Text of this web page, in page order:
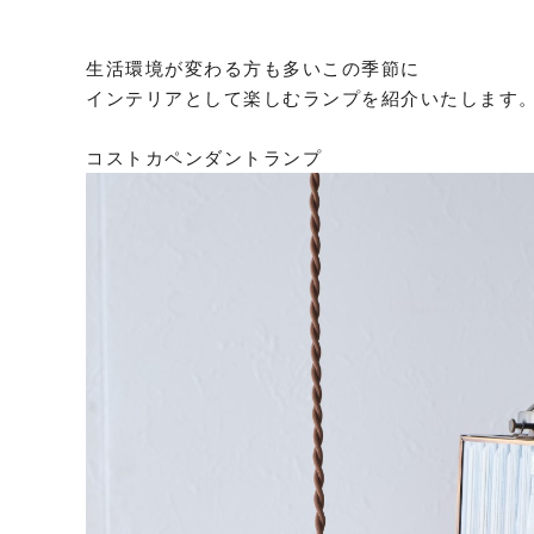
生活環境が変わる方も多いこの季節に
インテリアとして楽しむランプを紹介いたします
コストカペンダントランプ